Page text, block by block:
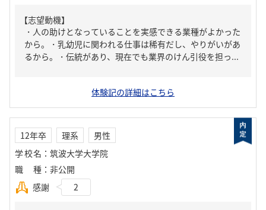
【志望動機】
・人の助けとなっていることを実感できる業種がよかった
から。・乳幼児に関われる仕事は稀有だし、やりがいがあ
るから。・伝統があり、現在でも業界のけん引役を担っ...
体験記の詳細はこちら
12年卒 理系
男性
学校名 ： 筑波大学大学院
職種 ： 非公開
感謝
2